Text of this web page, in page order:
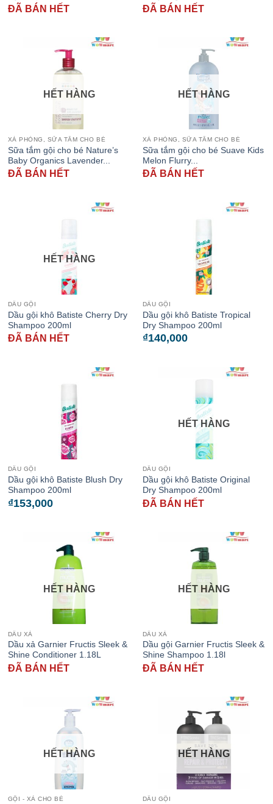
ĐÃ BÁN HẾT ĐÃ BÁN HẾT
HẾT HÀNG
XÀ PHÒNG, SỮA TẮM CHO BÉ
Sữa tắm gội cho bé Nature’s
Baby Organics Lavender...
ĐÃ BÁN HẾT
HẾT HÀNG
XÀ PHÒNG, SỮA TẮM CHO BÉ
Sữa tắm gội cho bé Suave Kids
Melon Flurry...
ĐÃ BÁN HẾT
HẾT HÀNG
DẦU GỘI
Dầu gội khô Batiste Cherry Dry
Shampoo 200ml
ĐÃ BÁN HẾT
DẦU GỘI
Dầu gội khô Batiste Tropical
Dry Shampoo 200ml
₫140,000
DẦU GỘI
Dầu gội khô Batiste Blush Dry
Shampoo 200ml
₫153,000
HẾT HÀNG
DẦU GỘI
Dầu gội khô Batiste Original
Dry Shampoo 200ml
ĐÃ BÁN HẾT
HẾT HÀNG
DẦU XẢ
Dầu xả Garnier Fructis Sleek &
Shine Conditioner 1.18L
ĐÃ BÁN HẾT
HẾT HÀNG
DẦU XẢ
Dầu gội Garnier Fructis Sleek &
Shine Shampoo 1.18l
ĐÃ BÁN HẾT
HẾT HÀNG
GỘI - XẢ CHO BÉ
HẾT HÀNG
DẦU GỘI